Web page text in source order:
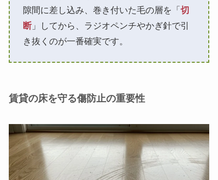
隙間に差し込み、巻き付いた毛の層を「 切
断」してから、ラジオペンチやかぎ針で引
き抜くのが一番確実です。
賃貸の床を守る傷防止の重要性